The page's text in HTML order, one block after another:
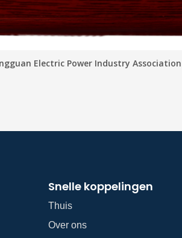
Electric Power Industry Association
Snelle koppelingen
Thuis
Over ons